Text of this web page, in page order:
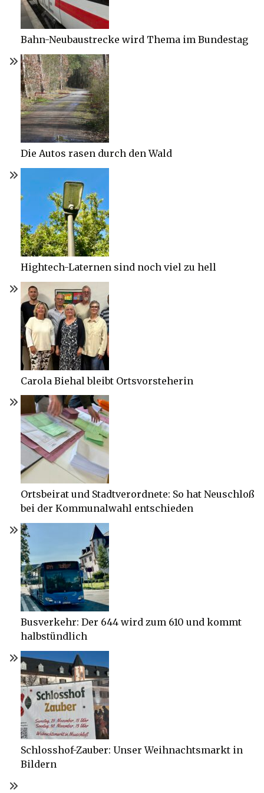
Bahn-Neubaustrecke wird Thema im Bundestag
Die Autos rasen durch den Wald
Hightech-Laternen sind noch viel zu hell
Carola Biehal bleibt Ortsvorsteherin
Ortsbeirat und Stadtverordnete: So hat Neuschloß
bei der Kommunalwahl entschieden
Busverkehr: Der 644 wird zum 610 und kommt
halbstündlich
Schlosshof-Zauber: Unser Weihnachtsmarkt in
Bildern